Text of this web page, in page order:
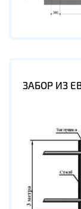
ЗАБОР ИЗ